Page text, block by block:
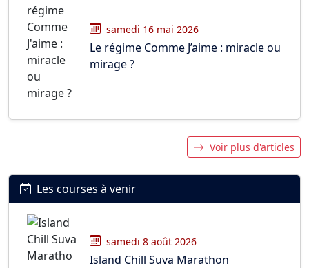
samedi 16 mai 2026
Le régime Comme J’aime : miracle ou
mirage ?
Voir plus d'articles
Les courses à venir
samedi 8 août 2026
Island Chill Suva Marathon